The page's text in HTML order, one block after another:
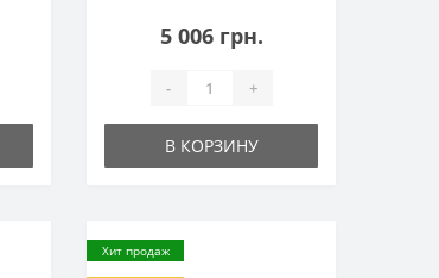
5 006 грн.
- +
В КОРЗИНУ
Хит продаж